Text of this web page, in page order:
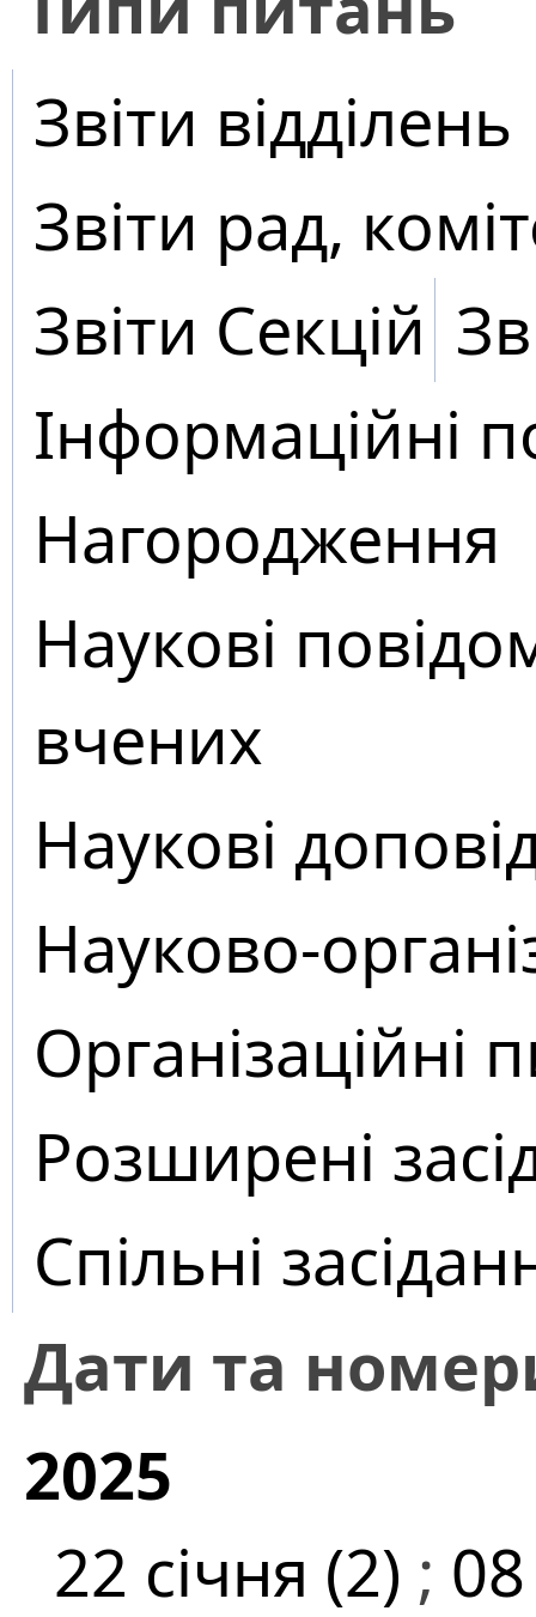
Звіти відділень
Звіти рад,
Звіти Секцій
Інформаційні
Нагородження
Наукові
вчених
Наукові
Науково-
Організаційні
Розширені
Спільні
Дати та
2025
22 січня (2) ;